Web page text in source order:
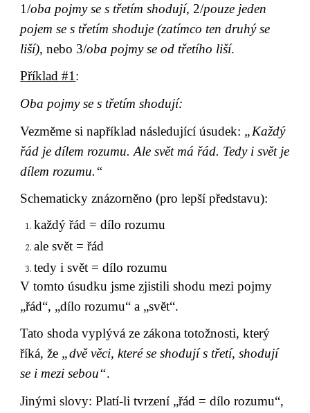
1/oba pojmy se s třetím shodují, 2/pouze jeden
pojem se s třetím shoduje (zatímco ten druhý se
liší), nebo 3/oba pojmy se od třetího liší.
Příklad #1 :
Oba pojmy se s třetím shodují:
Vezměme si například následující úsudek: „Každý
řád je dílem rozumu. Ale svět má řád. Tedy i svět je
dílem rozumu.“
Schematicky znázorněno (pro lepší představu):
každý řád = dílo rozumu
ale svět = řád
tedy i svět = dílo rozumu
V tomto úsudku jsme zjistili shodu mezi pojmy
„řád“, „dílo rozumu“ a „svět“.
Tato shoda vyplývá ze zákona totožnosti, který
říká, že „dvě věci, které se shodují s třetí, shodují
se i mezi sebou“.
Jinými slovy: Platí-li tvrzení „řád = dílo rozumu“,